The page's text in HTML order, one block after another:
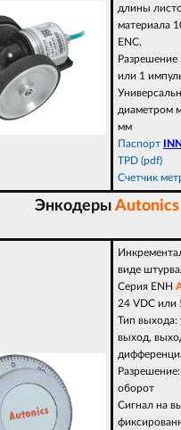
длины
материала
ENC.
Разрешение
или 1
диаметром
мм
Паспорт
TPD (pdf)
Счетчик
Энкодеры Autonics
виде
Серия ENH
24 VDC или
Тип выхода:
выход,
оборот
Сигнал на